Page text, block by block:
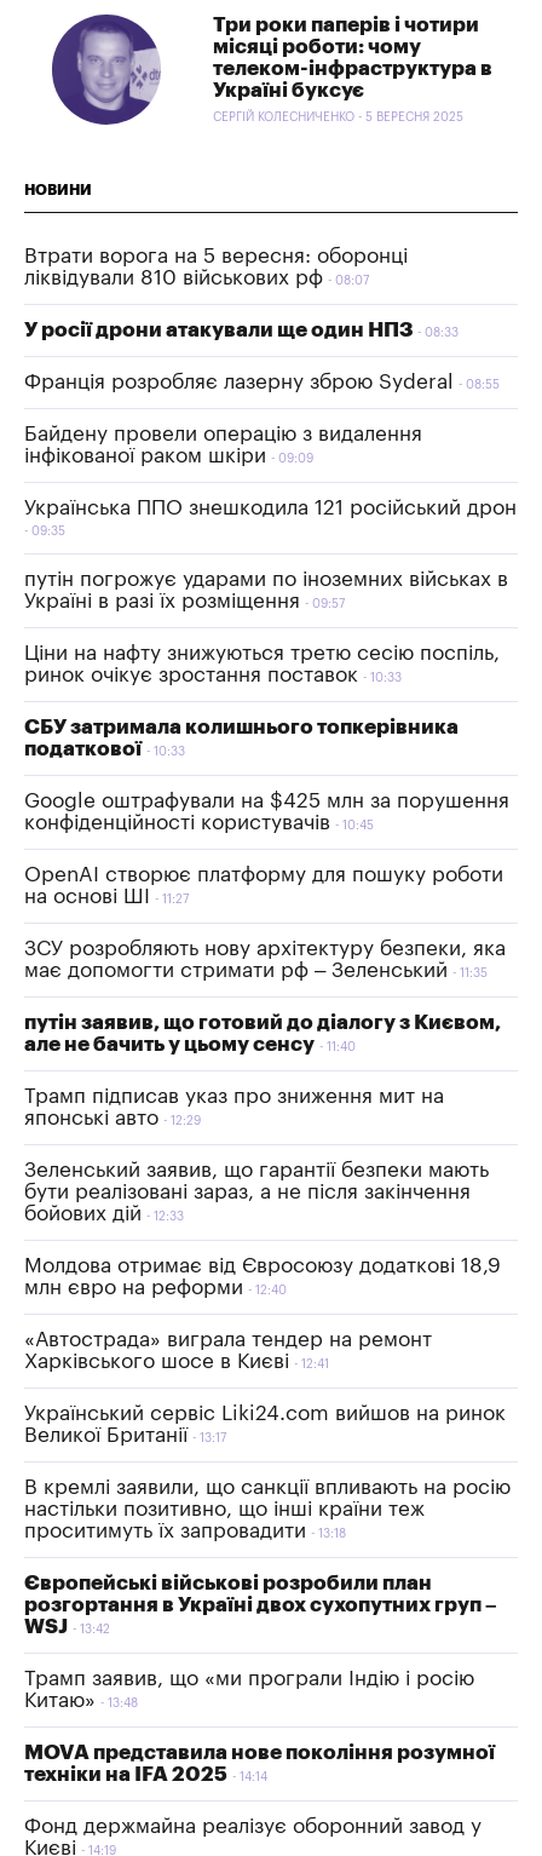
Три роки паперів і чотири
місяці роботи: чому
телеком-інфраструктура в
Україні буксує
СЕРГІЙ КОЛЕСНИЧЕНКО - 5 ВЕРЕСНЯ 2025
НОВИНИ
Втрати ворога на 5 вересня: оборонці
ліквідували 810 військових рф
08:07
У росії дрони атакували ще один НПЗ 08:33
Франція розробляє лазерну зброю Syderal 08:55
Байдену провели операцію з видалення
інфікованої раком шкіри
09:09
Українська ППО знешкодила 121 російський дрон
09:35
путін погрожує ударами по іноземних військах в
Україні в разі їх розміщення
09:57
Ціни на нафту знижуються третю сесію поспіль,
ринок очікує зростання поставок
10:33
СБУ затримала колишнього топкерівника
податкової
10:33
Google оштрафували на $425 млн за порушення
конфіденційності користувачів
10:45
OpenAI створює платформу для пошуку роботи
на основі ШІ
11:27
ЗСУ розробляють нову архітектуру безпеки, яка
має допомогти стримати рф – Зеленський
11:35
путін заявив, що готовий до діалогу з Києвом,
але не бачить у цьому сенсу
11:40
Трамп підписав указ про зниження мит на
японські авто
12:29
Зеленський заявив, що гарантії безпеки мають
бути реалізовані зараз, а не після закінчення
бойових дій
12:33
Молдова отримає від Євросоюзу додаткові 18,9
млн євро на реформи
12:40
«Автострада» виграла тендер на ремонт
Харківського шосе в Києві
12:41
Український сервіс Liki24.com вийшов на ринок
Великої Британії
13:17
В кремлі заявили, що санкції впливають на росію
настільки позитивно, що інші країни теж
проситимуть їх запровадити
13:18
Європейські військові розробили план
розгортання в Україні двох сухопутних груп –
WSJ
13:42
Трамп заявив, що «ми програли Індію і росію
Китаю»
13:48
MOVA представила нове покоління розумної
техніки на IFA 2025
14:14
Фонд держмайна реалізує оборонний завод у
Києві
14:19